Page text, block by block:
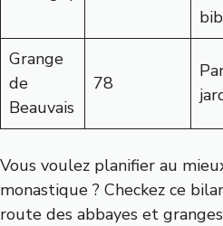
Grange
de
Beauvais
78
Vous voulez planifier au
monastique ? Checkez ce
route des abbayes et